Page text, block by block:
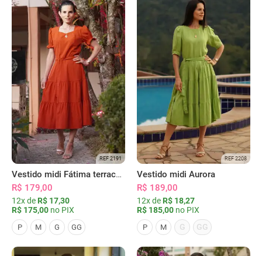
REF 2191
Vestido midi Fátima terracota
R$ 179,00
12x de R$ 17,30
R$ 175,00 no PIX
P M G GG
REF 2208
Vestido midi Aurora
R$ 189,00
12x de R$ 18,27
R$ 185,00 no PIX
P M G GG